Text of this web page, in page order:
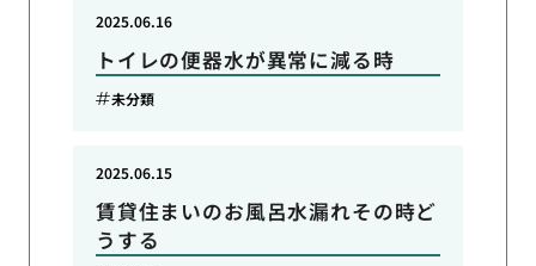
トイレの便器水が異常に減る時
2025.06.16
未分類
賃貸住まいのお風呂水漏れその時ど
うする
2025.06.15